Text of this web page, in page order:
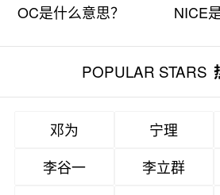
OC是什么意思？ NICE
POPULAR STARS
邓为 宁理
李谷一
李立群